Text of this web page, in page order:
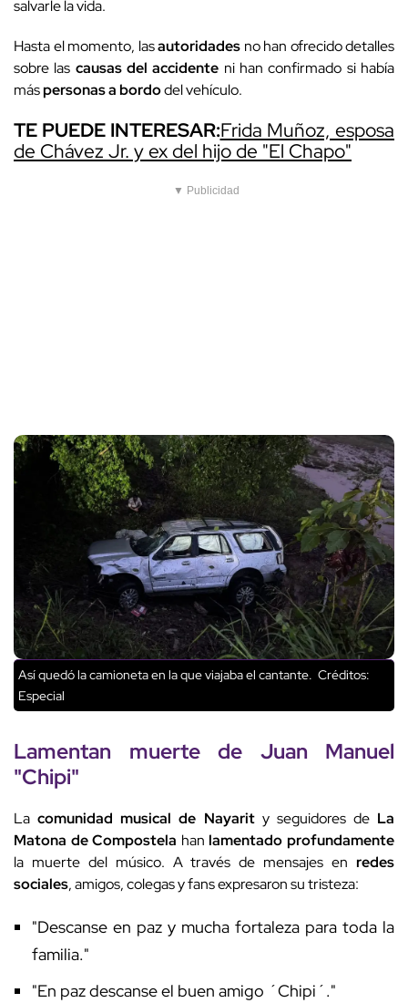
salvarle la vida.
Hasta el momento, lasautoridades no han ofrecido detalles
sobre las causas del accidente ni han confirmado si había
máspersonas a bordodel vehículo.
TE PUEDE INTERESAR:Frida Muñoz, esposa
de Chávez Jr. y ex del hijo de "El Chapo"
▼ Publicidad
Así quedó la camioneta en la que viajaba el cantante. Créditos:
Especial
Lamentan muerte de Juan Manuel
"Chipi"
Lacomunidad musical de Nayarity seguidores de La
Matona de Compostela hanlamentado profundamente
la muerte del músico. A través de mensajes en redes
sociales, amigos, colegas y fans expresaron su tristeza:
"Descanse en paz y mucha fortaleza para toda la
familia."
"En paz descanse el buen amigo ´Chipi´."